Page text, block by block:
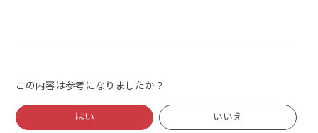
この内容は参考になりましたか？
はい いいえ